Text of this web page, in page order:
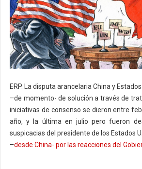
ERP. La disputa arancelaria China y
–de momento- de solución a través de
iniciativas de consenso se dieron entre
año, y la última en julio pero fueron
suspicacias del presidente de los Estados
–desde China- por las reacciones del